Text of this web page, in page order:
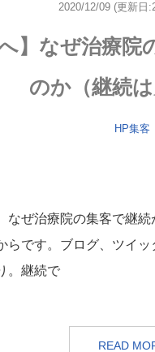
2020/12/09 (更新日
】なぜ治療
のか（継続は
HP集客
なぜ治療院の集客で継
らです。ブログ、ツイ
。継続で
READ